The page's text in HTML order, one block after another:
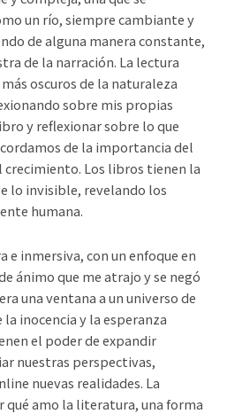
un río, siempre cambiante y
de alguna manera constante,
de la narración. La lectura
oscuros de la naturaleza
sobre mis propias
y reflexionar sobre lo que
de la importancia del
Los libros tienen la
lo invisible, revelando los
humana.
e inmersiva, con un enfoque en
ánimo que me atrajo y se negó
una ventana a un universo de
inocencia y la esperanza
el poder de expandir
nuestras perspectivas,
nuevas realidades. La
qué amo la literatura, una forma